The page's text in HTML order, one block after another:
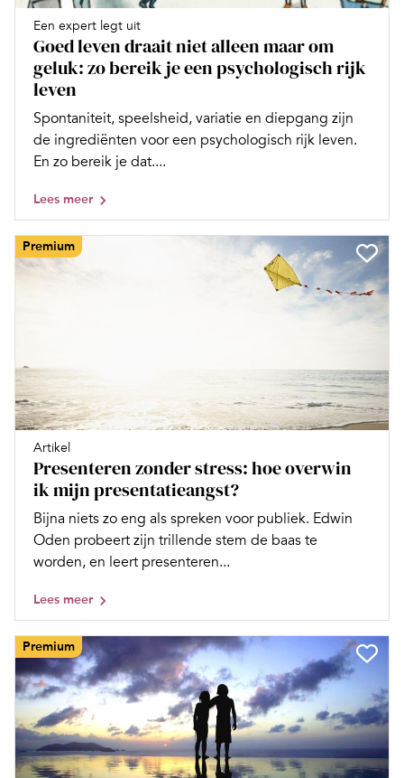
Een expert legt uit
Goed leven draait niet alleen maar om
geluk: zo bereik je een psychologisch rijk
leven
Spontaniteit, speelsheid, variatie en diepgang zijn
de ingrediënten voor een psychologisch rijk leven.
En zo bereik je dat....
Lees meer
Premium
Artikel
Presenteren zonder stress: hoe overwin
ik mijn presentatieangst?
Bijna niets zo eng als spreken voor publiek. Edwin
Oden probeert zijn trillende stem de baas te
worden, en leert presenteren...
Lees meer
Premium